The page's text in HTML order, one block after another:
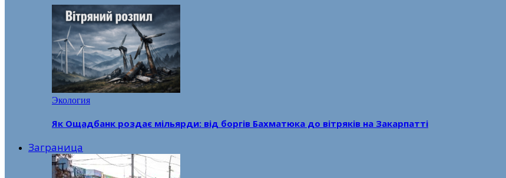
Экология
Як Ощадбанк роздає мільярди: від боргів Бахматюка до вітряків на Закарпатті
Заграница